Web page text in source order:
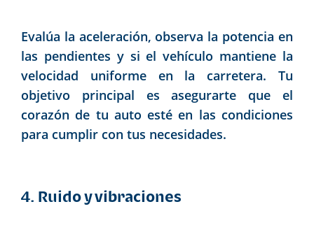
Evalúa la aceleración, observa la potencia en
las pendientes y si el vehículo mantiene la
velocidad uniforme en la carretera. Tu
objetivo principal es asegurarte que el
corazón de tu auto esté en las condiciones
para cumplir con tus necesidades.
4. Ruido y vibraciones